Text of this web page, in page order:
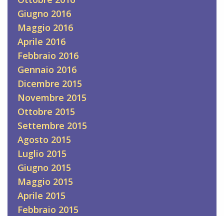
Giugno 2016
Maggio 2016
Aprile 2016
Febbraio 2016
Gennaio 2016
Dicembre 2015
Novembre 2015
Ottobre 2015
Settembre 2015
Agosto 2015
Luglio 2015
Giugno 2015
Maggio 2015
Aprile 2015
Febbraio 2015